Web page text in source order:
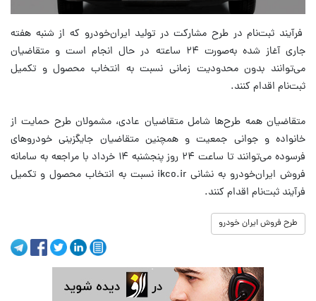
فرآیند ثبت‌نام در طرح مشارکت در تولید ایران‌خودرو که از شنبه هفته
جاری آغاز شده به‌صورت ۲۴ ساعته در حال انجام است و متقاضیان
می‌توانند بدون محدودیت زمانی نسبت به انتخاب محصول و تکمیل
ثبت‌نام اقدام کنند.
متقاضیان همه طرح‌ها شامل متقاضیان عادی، مشمولان طرح حمایت از
خانواده و جوانی جمعیت و همچنین متقاضیان جایگزینی خودرو‌های
فرسوده می‌توانند تا ساعت ۲۴ روز پنجشنبه ۱۴ خرداد با مراجعه به سامانه
فروش ایران‌خودرو به نشانی ikco.ir نسبت به انتخاب محصول و تکمیل
فرآیند ثبت‌نام اقدام کنند.
طرح فروش ایران خودرو